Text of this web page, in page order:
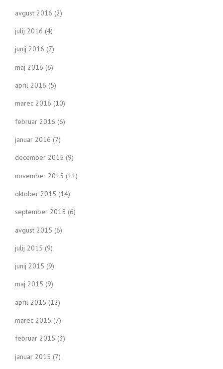
avgust 2016 (2)
julij 2016 (4)
junij 2016 (7)
maj 2016 (6)
april 2016 (5)
marec 2016 (10)
februar 2016 (6)
januar 2016 (7)
december 2015 (9)
november 2015 (11)
oktober 2015 (14)
september 2015 (6)
avgust 2015 (6)
julij 2015 (9)
junij 2015 (9)
maj 2015 (9)
april 2015 (12)
marec 2015 (7)
februar 2015 (3)
januar 2015 (7)